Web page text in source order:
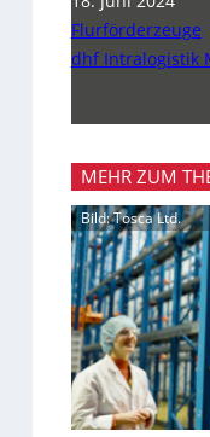
Flurförderzeuge
dhf Intralogistik
MEHR ZUM
Bild: Tosca Ltd.